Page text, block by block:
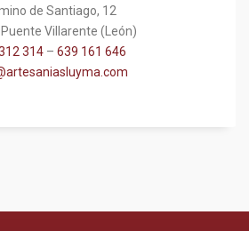
de Santiago, 12
Villarente (León)
314– 639 161 646